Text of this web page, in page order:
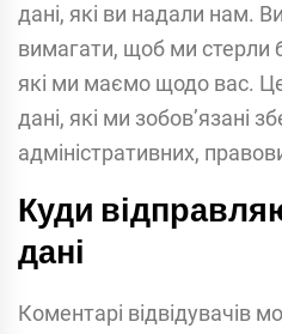
дані, які ви надали нам.
вимагати, щоб ми стерли
які ми маємо щодо вас.
дані, які ми зобов’язані
адміністративних,
Куди
дані
Коментарі відвідувачів